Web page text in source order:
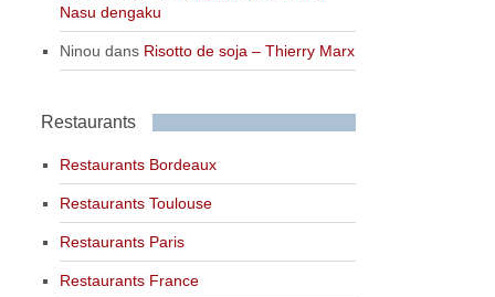
Nasu dengaku
Ninou dans Risotto de soja – Thierry Marx
Restaurants
Restaurants Bordeaux
Restaurants Toulouse
Restaurants Paris
Restaurants France